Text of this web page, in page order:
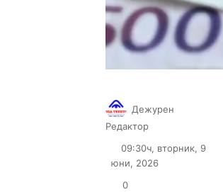
Дежурен
Редактор
X email
09:30ч, вторник, 9
юни, 2026
0